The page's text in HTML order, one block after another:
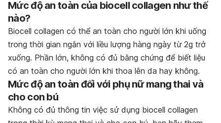
Mức độ an toàn của biocell collagen như thế
nào?
Biocell collagen có thể an toàn cho người lớn khi uống
trong thời gian ngắn với liều lượng hàng ngày từ 2g trở
xuống. Phần lớn, không có đủ bằng chứng để biết liệu
có an toàn cho người lớn khi thoa lên da hay không.
Mức độ an toàn đối với phụ nữ mang thai và
cho con bú
Không có đủ thông tin việc sử dụng biocell collagen